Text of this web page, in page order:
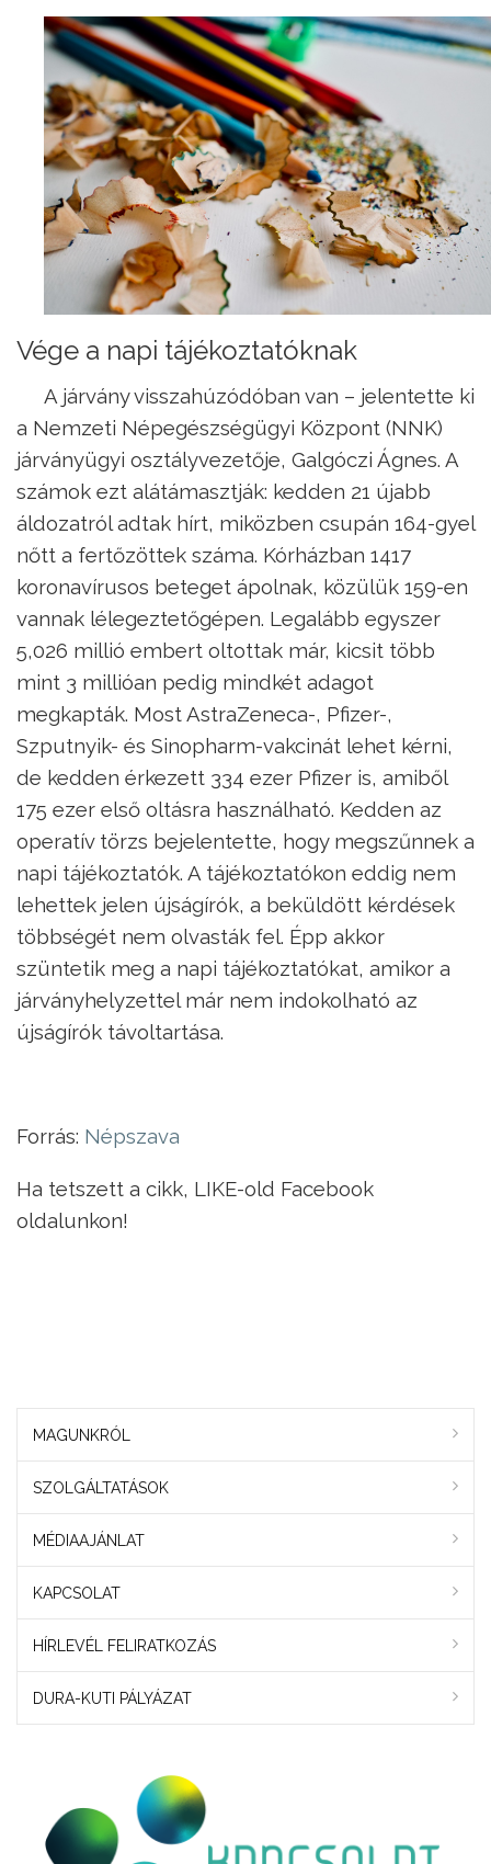
Vége a napi tájékoztatóknak
A járvány visszahúzódóban van – jelentette ki
a Nemzeti Népegészségügyi Központ (NNK)
járványügyi osztályvezetője, Galgóczi Ágnes. A
számok ezt alátámasztják: kedden 21 újabb
áldozatról adtak hírt, miközben csupán 164-gyel
nőtt a fertőzöttek száma. Kórházban 1417
koronavírusos beteget ápolnak, közülük 159-en
vannak lélegeztetőgépen. Legalább egyszer
5,026 millió embert oltottak már, kicsit több
mint 3 millióan pedig mindkét adagot
megkapták. Most AstraZeneca-, Pfizer-,
Szputnyik- és Sinopharm-vakcinát lehet kérni,
de kedden érkezett 334 ezer Pfizer is, amiből
175 ezer első oltásra használható. Kedden az
operatív törzs bejelentette, hogy megszűnnek a
napi tájékoztatók. A tájékoztatókon eddig nem
lehettek jelen újságírók, a beküldött kérdések
többségét nem olvasták fel. Épp akkor
szüntetik meg a napi tájékoztatókat, amikor a
járványhelyzettel már nem indokolható az
újságírók távoltartása.
Forrás: Népszava
Ha tetszett a cikk, LIKE-old Facebook
oldalunkon!
MAGUNKRÓL
SZOLGÁLTATÁSOK
MÉDIAAJÁNLAT
KAPCSOLAT
HÍRLEVÉL FELIRATKOZÁS
DURA-KUTI PÁLYÁZAT